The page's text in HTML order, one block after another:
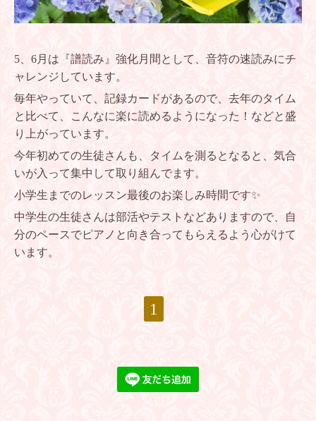
5、6月は『譜読み』強化月間として、音符の速読みにチ
ャレンジしています。
毎年やっていて、記録カードがあるので、去年のタイム
と比べて、こんなに楽に読めるようになった！などと盛
り上がっています。
今年初めての生徒さんも、タイムを測るとなると、気合
いが入って集中して取り組んでます。
小学生までのレッスン最後のお楽しみ時間です✨
中学生の生徒さんは部活やテストなどありますので、自
分のペースでピアノと向き合ってもらえるよう心がけて
います。
1